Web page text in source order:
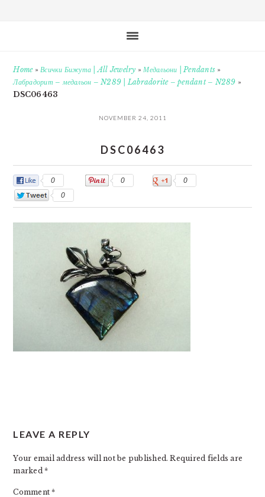
Home»Всички Бижута | All Jewelry »Медальони | Pendants »
Лабрадорит – медальон – N289 | Labradorite – pendant – N289 »
DSC06463
NOVEMBER 24, 2011
DSC06463
0 0
0
0
INTERACTIONS
LEAVE A REPLY
Your email address will not be published. Required fields are
marked*
Comment*